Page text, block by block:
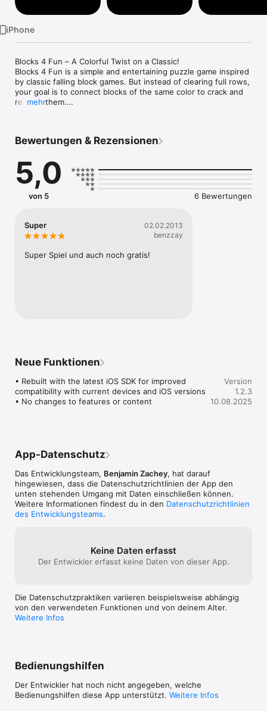
iPhone
Blocks 4 Fun – A Colorful Twist on a Classic!
Blocks 4 Fun is a simple and entertaining puzzle game inspired
by classic falling block games. But instead of clearing full rows,
your goal is to connect blocks of the same color to crack and
remove them.
No ads. No in-app purchases. Just pure fun.
mehr
Bewertungen & Rezensionen
5,0
von 5 6 Bewertungen
Super
02.02.2013
benzzay
Super Spiel und auch noch gratis!
Neue Funktionen
• Rebuilt with the latest iOS SDK for improved
compatibility with current devices and iOS versions
• No changes to features or content
Version
1.2.3
10.08.2025
App-Datenschutz
Das Entwicklungsteam, Benjamin Zachey, hat darauf
hingewiesen, dass die Datenschutz­richtlinien der App den
unten stehenden Umgang mit Daten einschließen können.
Weitere Informationen findest du in den Datenschutzrichtlinien
des Entwicklungsteams.
Keine Daten erfasst
Der Entwickler erfasst keine Daten von dieser App.
Die Datenschutzpraktiken variieren beispielsweise abhängig
von den verwendeten Funktionen und von deinem Alter.
Weitere Infos
Bedienungshilfen
Der Entwickler hat noch nicht angegeben, welche
Bedienungshilfen diese App unterstützt. Weitere Infos